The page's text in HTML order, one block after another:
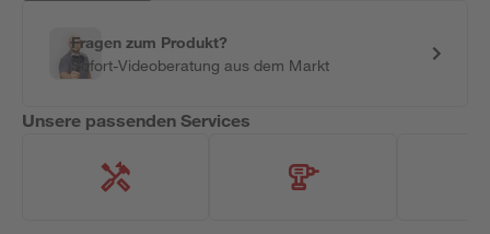
Fragen zum Produkt?
Sofort-Videoberatung aus dem Markt
Unsere passenden Services